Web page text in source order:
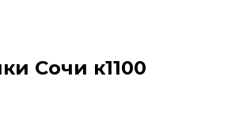
Сочи к1100